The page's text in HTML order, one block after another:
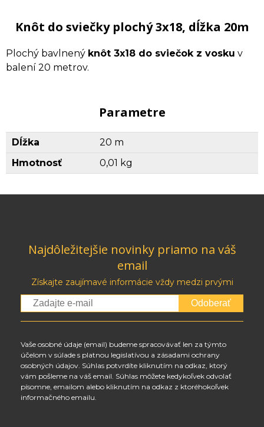
Knôt do sviečky plochý 3x18, dĺžka 20m
Plochý bavlnený knôt 3x18 do sviečok z vosku v
balení 20 metrov.
Parametre
Dĺžka
20 m
Hmotnosť
0,01 kg
Najdôležitejšie novinky priamo na váš
email
Získajte zaujímavé informácie vždy medzi prvými
Odoberať
Vaše osobné údaje (email) budeme spracovávať len za týmto
účelom v súlade s platnou legislatívou a zásadami ochrany
osobných údajov. Súhlas potvrdíte kliknutím na odkaz, ktorý
vám pošleme na váš email. Súhlas môžete kedykoľvek odvolať
písomne, emailom alebo kliknutím na odkaz z ktoréhokoľvek
informačného emailu.